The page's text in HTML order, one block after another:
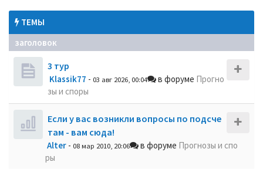
ТЕМЫ
заголовок
3 тур
Klassik77 - 03 авг 2026, 00:04 в форуме Прогно
зы и споры
Если у вас возникли вопросы по подсче
там - вам сюда!
Alter - 08 мар 2010, 20:06 в форуме Прогнозы и спо
ры